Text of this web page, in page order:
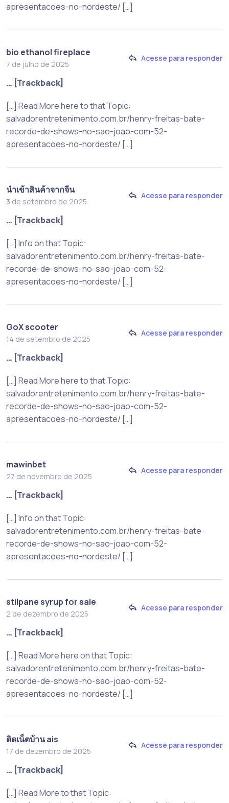
apresentacoes-no-nordeste/ […]
bio ethanol fireplace
7 de julho de 2025
Acesse para responder
… [Trackback]
[…] Read More here to that Topic:
salvadorentretenimento.com.br/henry-freitas-bate-
recorde-de-shows-no-sao-joao-com-52-
apresentacoes-no-nordeste/ […]
นำเข้าสินค้าจากจีน
3 de setembro de 2025
Acesse para responder
… [Trackback]
[…] Info on that Topic:
salvadorentretenimento.com.br/henry-freitas-bate-
recorde-de-shows-no-sao-joao-com-52-
apresentacoes-no-nordeste/ […]
GoX scooter
14 de setembro de 2025
Acesse para responder
… [Trackback]
[…] Read More here to that Topic:
salvadorentretenimento.com.br/henry-freitas-bate-
recorde-de-shows-no-sao-joao-com-52-
apresentacoes-no-nordeste/ […]
mawinbet
27 de novembro de 2025
Acesse para responder
… [Trackback]
[…] Info on that Topic:
salvadorentretenimento.com.br/henry-freitas-bate-
recorde-de-shows-no-sao-joao-com-52-
apresentacoes-no-nordeste/ […]
stilpane syrup for sale
2 de dezembro de 2025
Acesse para responder
… [Trackback]
[…] Read More here on that Topic:
salvadorentretenimento.com.br/henry-freitas-bate-
recorde-de-shows-no-sao-joao-com-52-
apresentacoes-no-nordeste/ […]
ติดเน็ตบ้าน ais
17 de dezembro de 2025
Acesse para responder
… [Trackback]
[…] Read More to that Topic: